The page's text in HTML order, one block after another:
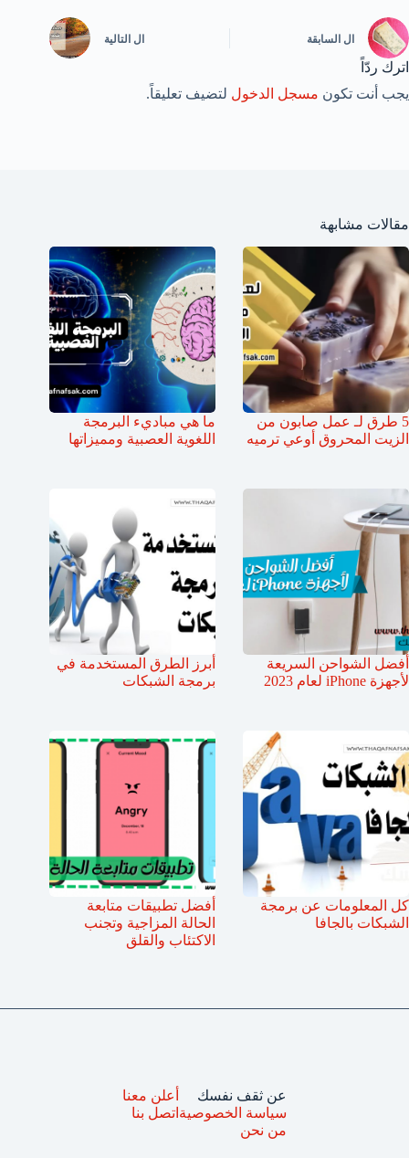
ال السابقة ال التالية
اترك ردّاً
يجب أنت تكون مسجل الدخول لتضيف تعليقاً.
مقالات مشابهة
5 طرق لـ عمل صابون من
الزيت المحروق أوعي ترميه
ما هي مباديء البرمجة
اللغوية العصبية ومميزاتها
أفضل الشواحن السريعة
لأجهزة iPhone لعام 2023
أبرز الطرق المستخدمة في
برمجة الشبكات
كل المعلومات عن برمجة
الشبكات بالجافا
أفضل تطبيقات متابعة
الحالة المزاجية وتجنب
الاكتئاب والقلق
عن ثقف نفسك
سياسة الخصوصية
من نحن
أعلن معنا
اتصل بنا